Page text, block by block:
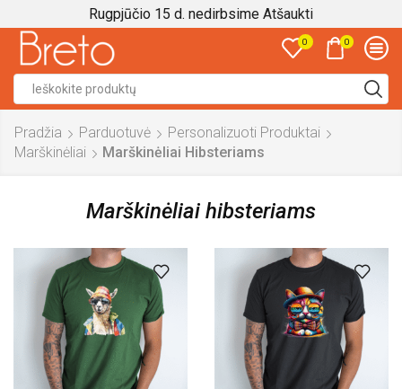
Rugpjūčio 15 d. nedirbsime Atšaukti
0 0
Pradžia Parduotuvė
Personalizuoti Produktai
Marškinėliai
Marškinėliai Hibsteriams
Marškinėliai hibsteriams